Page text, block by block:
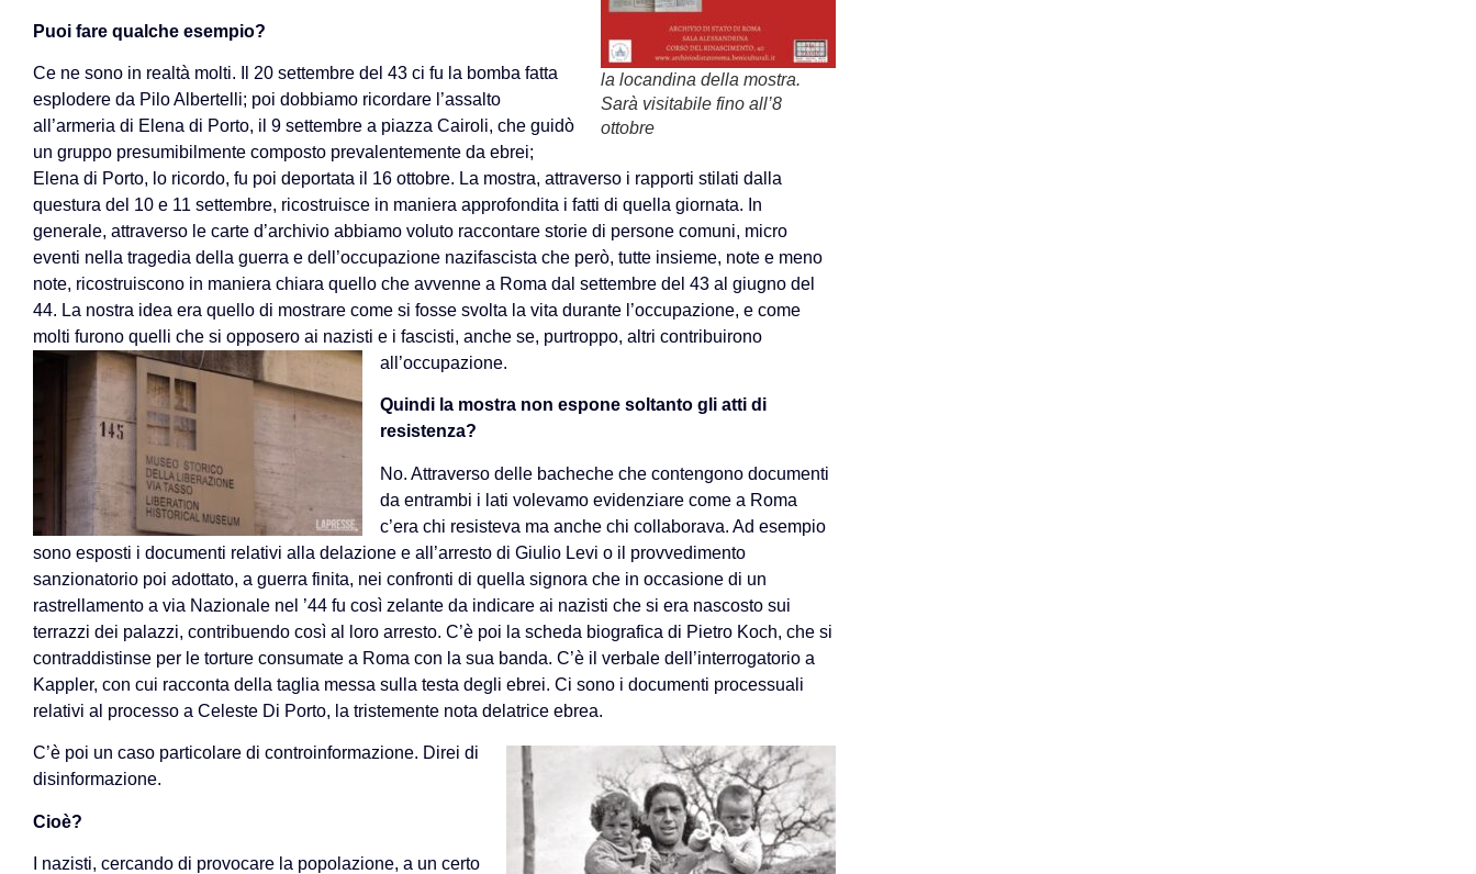
la locandina della mostra.
Sarà visitabile fino all’8
ottobre
Puoi fare qualche esempio?
Ce ne sono in realtà molti. Il 20 settembre del 43 ci fu la bomba fatta
esplodere da Pilo Albertelli; poi dobbiamo ricordare l’assalto
all’armeria di Elena di Porto, il 9 settembre a piazza Cairoli, che guidò
un gruppo presumibilmente composto prevalentemente da ebrei;
Elena di Porto, lo ricordo, fu poi deportata il 16 ottobre. La mostra, attraverso i rapporti stilati dalla
questura del 10 e 11 settembre, ricostruisce in maniera approfondita i fatti di quella giornata. In
generale, attraverso le carte d’archivio abbiamo voluto raccontare storie di persone comuni, micro
eventi nella tragedia della guerra e dell’occupazione nazifascista che però, tutte insieme, note e meno
note, ricostruiscono in maniera chiara quello che avvenne a Roma dal settembre del 43 al giugno del
44. La nostra idea era quello di mostrare come si fosse svolta la vita durante l’occupazione, e come
molti furono quelli che si opposero ai nazisti e i fascisti, anche se, purtroppo, altri contribuirono
all’occupazione.
Quindi la mostra non espone soltanto gli atti di
resistenza?
No. Attraverso delle bacheche che contengono documenti
da entrambi i lati volevamo evidenziare come a Roma
c’era chi resisteva ma anche chi collaborava. Ad esempio
sono esposti i documenti relativi alla delazione e all’arresto di Giulio Levi o il provvedimento
sanzionatorio poi adottato, a guerra finita, nei confronti di quella signora che in occasione di un
rastrellamento a via Nazionale nel ’44 fu così zelante da indicare ai nazisti che si era nascosto sui
terrazzi dei palazzi, contribuendo così al loro arresto. C’è poi la scheda biografica di Pietro Koch, che si
contraddistinse per le torture consumate a Roma con la sua banda. C’è il verbale dell’interrogatorio a
Kappler, con cui racconta della taglia messa sulla testa degli ebrei. Ci sono i documenti processuali
relativi al processo a Celeste Di Porto, la tristemente nota delatrice ebrea.
C’è poi un caso particolare di controinformazione. Direi di
disinformazione.
Cioè?
I nazisti, cercando di provocare la popolazione, a un certo